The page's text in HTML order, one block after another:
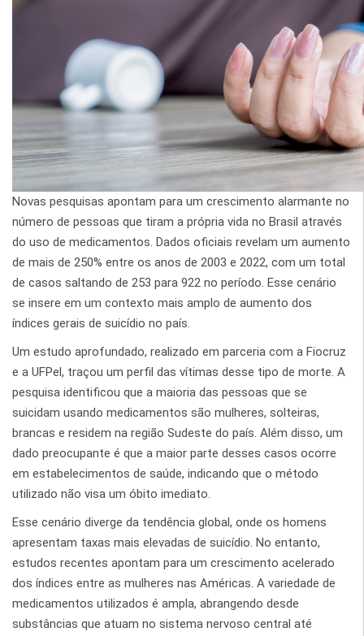
Novas pesquisas apontam para um crescimento alarmante no
número de pessoas que tiram a própria vida no Brasil através
do uso de medicamentos. Dados oficiais revelam um aumento
de mais de 250% entre os anos de 2003 e 2022, com um total
de casos saltando de 253 para 922 no período. Esse cenário
se insere em um contexto mais amplo de aumento dos
índices gerais de suicídio no país.
Um estudo aprofundado, realizado em parceria com a Fiocruz
e a UFPel, traçou um perfil das vítimas desse tipo de morte. A
pesquisa identificou que a maioria das pessoas que se
suicidam usando medicamentos são mulheres, solteiras,
brancas e residem na região Sudeste do país. Além disso, um
dado preocupante é que a maior parte desses casos ocorre
em estabelecimentos de saúde, indicando que o método
utilizado não visa um óbito imediato.
Esse cenário diverge da tendência global, onde os homens
apresentam taxas mais elevadas de suicídio. No entanto,
estudos recentes apontam para um crescimento acelerado
dos índices entre as mulheres nas Américas. A variedade de
medicamentos utilizados é ampla, abrangendo desde
substâncias que atuam no sistema nervoso central até